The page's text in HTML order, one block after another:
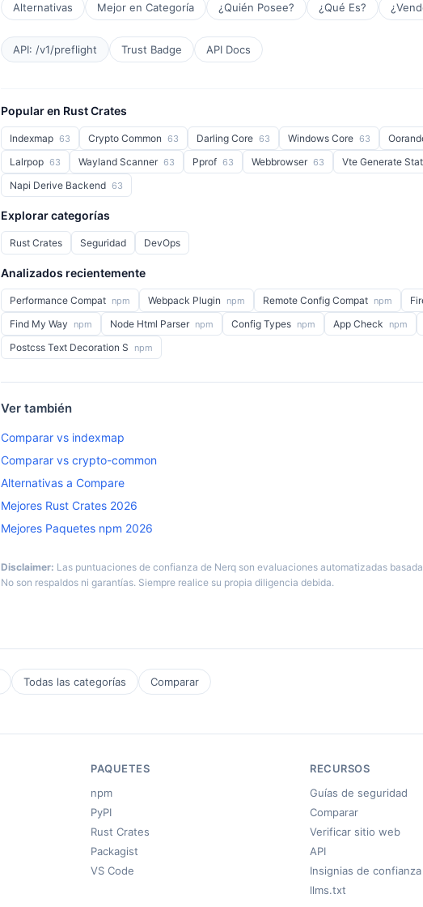
Alternativas
Mejor en Categoría ¿Quién Posee? ¿Qué Es?
API: /v1/preflight Trust Badge API Docs
Popular en Rust Crates
Indexmap 63 Crypto Common 63 Darling Core 63 Windows Core 63
Lalrpop 63 Wayland Scanner 63 Pprof 63 Webbrowser 63 Vte Generate
Napi Derive Backend 63
Explorar categorías
Rust Crates Seguridad DevOps
Analizados recientemente
Performance Compat npm Webpack Plugin npm Remote Config Compat npm
Find My Way npm Node Html Parser npm Config Types npm App Check npm
Postcss Text Decoration S npm
Ver también
Comparar vs indexmap
Comparar vs crypto-common
Alternativas a Compare
Mejores Rust Crates 2026
Mejores Paquetes npm 2026
Disclaimer: Las puntuaciones de confianza de Nerq son evaluaciones automatizadas
No son respaldos ni garantías. Siempre realice su propia diligencia debida.
Todas las categorías Comparar
PAQUETES
npm
PyPI
Rust Crates
Packagist
VS Code
RECURSOS
Guías de seguridad
Comparar
Verificar sitio web
API
Insignias de confianza
llms.txt